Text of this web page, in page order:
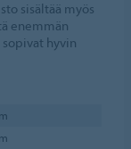
sisältää myös
enemmän
hyvin